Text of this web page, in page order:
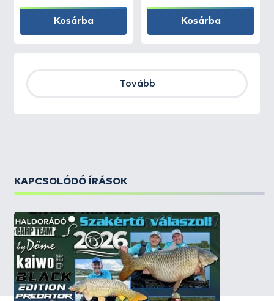
Kosárba Kosárba
Tovább
KAPCSOLÓDÓ ÍRÁSOK